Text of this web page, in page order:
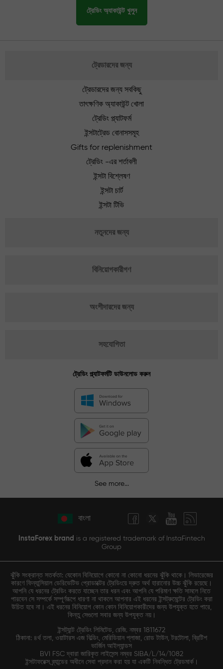
ট্রেডিং অ্যাকাউন্ট খুলুন
ট্রেডারদের জন্য
ট্রেডারদের জন্য সবকিছু
তাৎক্ষণিক অ্যাকাউন্ট খোলা
ট্রেডিং প্ল্যাটফর্ম
ইন্সটাট্রেড বোনাসসমূহ
Gifts for replenishment
ট্রেডিং -এর শর্তাবলী
ইন্সটা বিশ্লেষণ
ইন্সটা চার্ট
ইন্সটা টিভি
নতুনদের জন্য
বিনিয়োগকারীগণ
অংশীদারদের জন্য
সহযোগিতা
ট্রেডিং প্ল্যাটফর্মটি ডাউনলোড করুন
See more...
বাংলা
InstaForex brand is a registered trademark of InstaFintech
Group
ঝুঁকি সংক্রান্ত সতর্কতা: যেকোন বিনিয়োগে কোনো না কোনো ধরনের ঝুঁকি থাকে। লিভারেজের
কারণে ফিন্যান্সিয়াল ডেরিভেটিভ প্রোডাক্টের ট্রেডিংয়ে দ্রুত অর্থ হারানোর উচ্চ ঝুঁকি রয়েছে।
আপনি যে ধরনের ট্রেডিং করতে যাচ্ছেন তার ধরন এবং আপনি যে পরিমাণ ক্ষতি সামলে নিতে
পারবেন সে সম্পর্কে সম্পূর্ণরূপে ধারণা না থাকলে আপনার এই ধরনের ইন্সট্রুমেন্টের ট্রেডিং করা
উচিত হবে না। এই ধরনের বিনিয়োগ কোন কোন বিনিয়োগকারীদের জন্য উপযুক্ত হতে পারে,
কিন্তু সেগুলো সবার জন্য উপযুক্ত নয়।
ইন্সট্যান্ট ট্রেডিং লিমিটেড, রেজি. নম্বর 1811672
ঠিকানা: ৪র্থ তলা, ওয়াটারস এজ বিল্ডিং, মেরিডিয়ান প্লাজা, রোড টাউন, টরটোলা, ব্রিটিশ
ভার্জিন আইল্যান্ডস
BVI FSC দ্বারা জারিকৃত লাইসেন্স নম্বর SIBA/L/14/1082
ইন্সটাফরেক্স ব্র্যান্ডের অধীনে সেবা প্রদান করা হয় যা একটি নিবন্ধিত ট্রেডমার্ক।